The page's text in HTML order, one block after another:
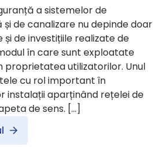
a sistemelor de
de canalizare nu depinde doar
de investițiile realizate de
în care sunt exploatate
proprietatea utilizatorilor. Unul
cu rol important în
instalații aparținând rețelei de
de sens. […]